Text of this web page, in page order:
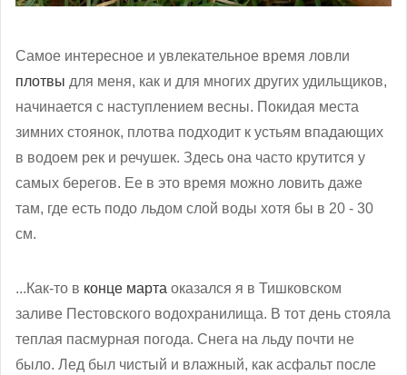
Самое интересное и увлекательное время ловли
плотвы для меня, как и для многих других удильщиков,
начинается с наступлением весны. Покидая места
зимних стоянок, плотва подходит к устьям впадающих
в водоем рек и речушек. Здесь она часто крутится у
самых берегов. Ее в это время можно ловить даже
там, где есть подо льдом слой воды хотя бы в 20 - 30
см.
...Как-то в конце марта оказался я в Тишковском
заливе Пестовского водохранилища. В тот день стояла
теплая пасмурная погода. Снега на льду почти не
было. Лед был чистый и влажный, как асфальт после